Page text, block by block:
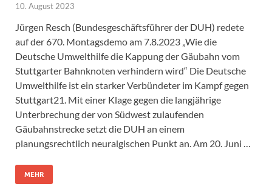
10. August 2023
Jürgen Resch (Bundesgeschäftsführer der DUH) redete
auf der 670. Montagsdemo am 7.8.2023 „Wie die
Deutsche Umwelthilfe die Kappung der Gäubahn vom
Stuttgarter Bahnknoten verhindern wird“ Die Deutsche
Umwelthilfe ist ein starker Verbündeter im Kampf gegen
Stuttgart21. Mit einer Klage gegen die langjährige
Unterbrechung der von Südwest zulaufenden
Gäubahnstrecke setzt die DUH an einem
planungsrechtlich neuralgischen Punkt an. Am 20. Juni …
MEHR